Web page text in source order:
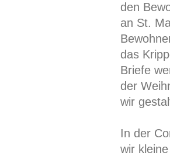
den
an St.
das
Briefe
der
wir
In der
wir